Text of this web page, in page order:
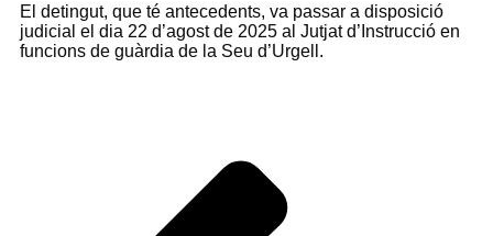
El detingut, que té antecedents, va passar a disposició
judicial el dia 22 d’agost de 2025 al Jutjat d’Instrucció en
funcions de guàrdia de la Seu d’Urgell.